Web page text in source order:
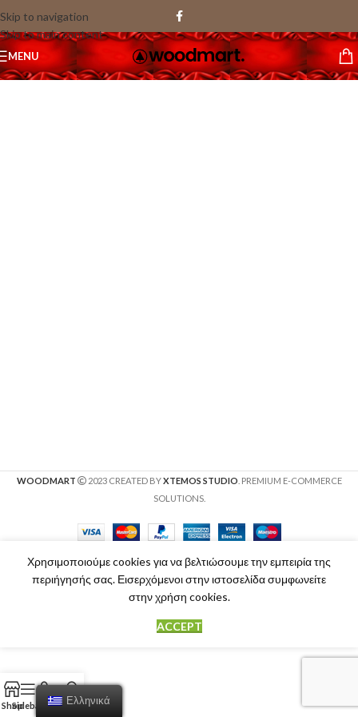
Skip to navigation
Skip to main content
MENU
1
/
60
WOODMART 2023 CREATED BYXTEMOS STUDIO . PREMIUM E-COMMERCE
SOLUTIONS.
Χρησιμοποιούμε cookies για να βελτιώσουμε την εμπειρία της
περιήγησής σας. Εισερχόμενοι στην ιστοσελίδα συμφωνείτε
στην χρήση cookies.
ACCEPT
Ελληνικά
ShopSidebar Cart
My account